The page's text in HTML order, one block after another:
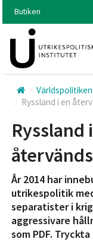
Hoppa
huvudinnehållet
Butiken
Ryssland i en
Ryssland
År 2014 har
utrikespolitik
separatister i
aggressivare
som PDF.